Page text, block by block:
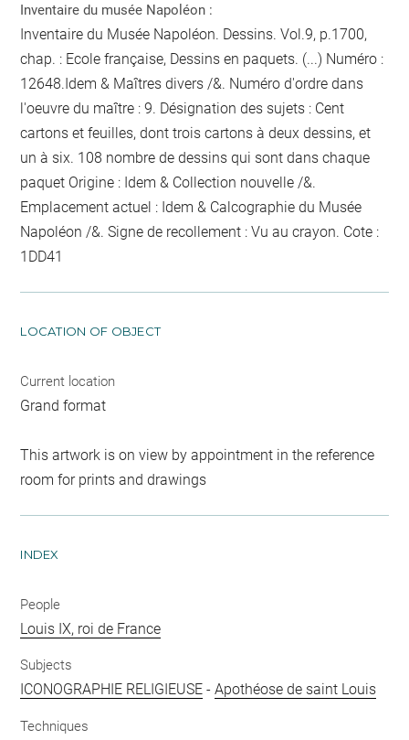
Inventaire du musée Napoléon :
Inventaire du Musée Napoléon. Dessins. Vol.9, p.1700,
chap. : Ecole française, Dessins en paquets. (...) Numéro :
12648.Idem & Maîtres divers /&. Numéro d'ordre dans
l'oeuvre du maître : 9. Désignation des sujets : Cent
cartons et feuilles, dont trois cartons à deux dessins, et
un à six. 108 nombre de dessins qui sont dans chaque
paquet Origine : Idem & Collection nouvelle /&.
Emplacement actuel : Idem & Calcographie du Musée
Napoléon /&. Signe de recollement :Vu au crayon. Cote :
1DD41
LOCATION OF OBJECT
Current location
Grand format
This artwork is on view by appointment in the reference
room for prints and drawings
INDEX
People
Louis IX, roi de France
Subjects
ICONOGRAPHIE RELIGIEUSE -Apothéose de saint Louis
Techniques